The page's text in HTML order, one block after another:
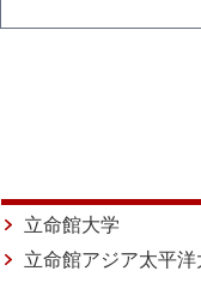
立命館大学
立命館アジア太平洋